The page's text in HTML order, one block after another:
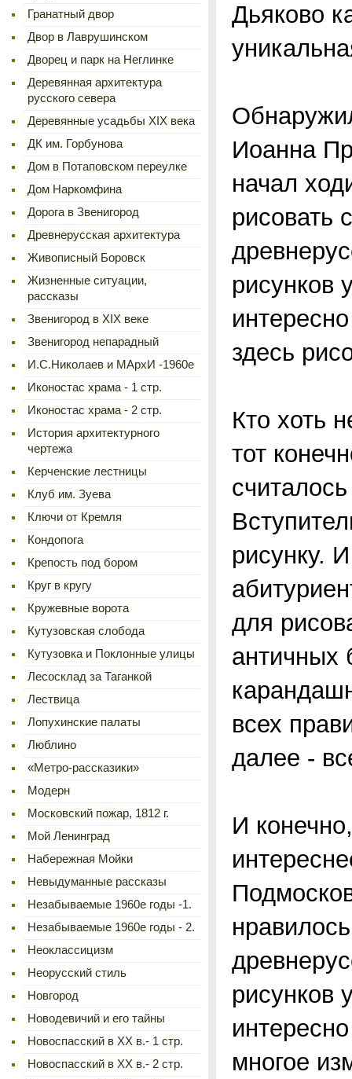
Гранатный двор
Двор в Лаврушинском
Дворец и парк на Неглинке
Деревянная архитектура
русского севера
Деревянные усадьбы XIX века
ДК им. Горбунова
Дом в Потаповском переулке
Дом Наркомфина
Дорога в Звенигород
Древнерусская архитектура
Живописный Боровск
Жизненные ситуации,
рассказы
Звенигород в XIX веке
Звенигород непарадный
И.С.Николаев и МАрхИ -1960е
Иконостас храма - 1 стр.
Иконостас храма - 2 стр.
История архитектурного
чертежа
Керченские лестницы
Клуб им. Зуева
Ключи от Кремля
Кондопога
Крепость под бором
Круг в кругу
Кружевные ворота
Кутузовская слобода
Кутузовка и Поклонные улицы
Лесосклад за Таганкой
Лествица
Лопухинские палаты
Люблино
«Метро-рассказики»
Модерн
Московский пожар, 1812 г.
Мой Ленинград
Набережная Мойки
Невыдуманные рассказы
Незабываемые 1960е годы -1.
Незабываемые 1960е годы - 2.
Неоклассицизм
Неорусский стиль
Новгород
Новодевичий и его тайны
Новоспасский в XX в.- 1 стр.
Новоспасский в XX в.- 2 стр.
Дьяково
Иоанна
начал
рисовать
рисунков
здесь
Кто хоть
тот
рисунку.
для
античных
всех
далее -
И
рисунков
многое